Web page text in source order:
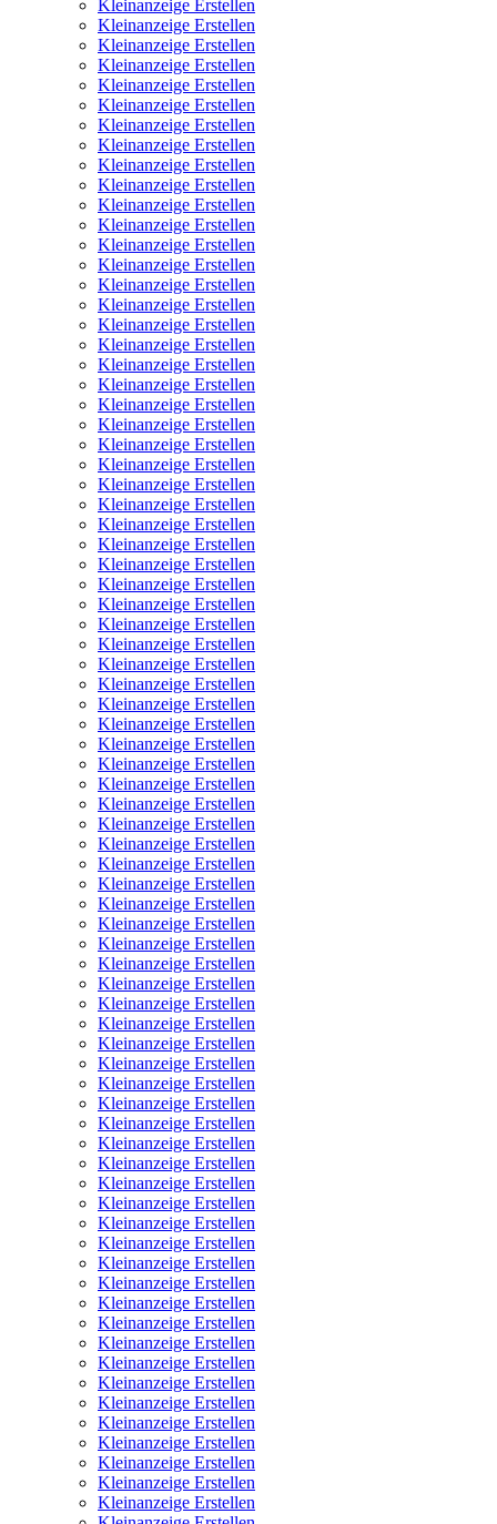
Kleinanzeige Erstellen
Kleinanzeige Erstellen
Kleinanzeige Erstellen
Kleinanzeige Erstellen
Kleinanzeige Erstellen
Kleinanzeige Erstellen
Kleinanzeige Erstellen
Kleinanzeige Erstellen
Kleinanzeige Erstellen
Kleinanzeige Erstellen
Kleinanzeige Erstellen
Kleinanzeige Erstellen
Kleinanzeige Erstellen
Kleinanzeige Erstellen
Kleinanzeige Erstellen
Kleinanzeige Erstellen
Kleinanzeige Erstellen
Kleinanzeige Erstellen
Kleinanzeige Erstellen
Kleinanzeige Erstellen
Kleinanzeige Erstellen
Kleinanzeige Erstellen
Kleinanzeige Erstellen
Kleinanzeige Erstellen
Kleinanzeige Erstellen
Kleinanzeige Erstellen
Kleinanzeige Erstellen
Kleinanzeige Erstellen
Kleinanzeige Erstellen
Kleinanzeige Erstellen
Kleinanzeige Erstellen
Kleinanzeige Erstellen
Kleinanzeige Erstellen
Kleinanzeige Erstellen
Kleinanzeige Erstellen
Kleinanzeige Erstellen
Kleinanzeige Erstellen
Kleinanzeige Erstellen
Kleinanzeige Erstellen
Kleinanzeige Erstellen
Kleinanzeige Erstellen
Kleinanzeige Erstellen
Kleinanzeige Erstellen
Kleinanzeige Erstellen
Kleinanzeige Erstellen
Kleinanzeige Erstellen
Kleinanzeige Erstellen
Kleinanzeige Erstellen
Kleinanzeige Erstellen
Kleinanzeige Erstellen
Kleinanzeige Erstellen
Kleinanzeige Erstellen
Kleinanzeige Erstellen
Kleinanzeige Erstellen
Kleinanzeige Erstellen
Kleinanzeige Erstellen
Kleinanzeige Erstellen
Kleinanzeige Erstellen
Kleinanzeige Erstellen
Kleinanzeige Erstellen
Kleinanzeige Erstellen
Kleinanzeige Erstellen
Kleinanzeige Erstellen
Kleinanzeige Erstellen
Kleinanzeige Erstellen
Kleinanzeige Erstellen
Kleinanzeige Erstellen
Kleinanzeige Erstellen
Kleinanzeige Erstellen
Kleinanzeige Erstellen
Kleinanzeige Erstellen
Kleinanzeige Erstellen
Kleinanzeige Erstellen
Kleinanzeige Erstellen
Kleinanzeige Erstellen
Kleinanzeige Erstellen